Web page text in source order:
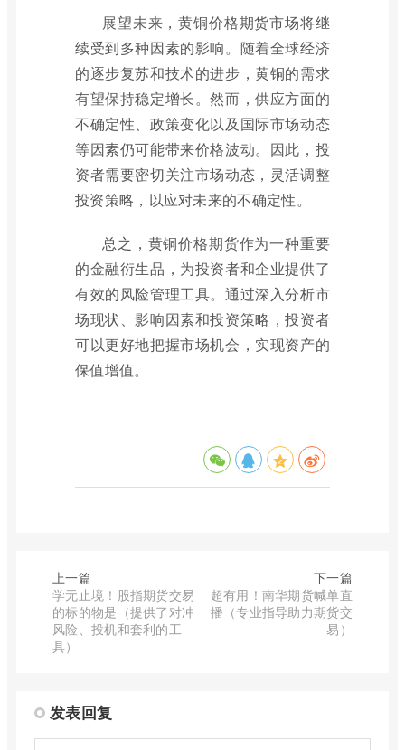
展望未来，黄铜价格期货市场将继
续受到多种因素的影响。随着全球经济
的逐步复苏和技术的进步，黄铜的需求
有望保持稳定增长。然而，供应方面的
不确定性、政策变化以及国际市场动态
等因素仍可能带来价格波动。因此，投
资者需要密切关注市场动态，灵活调整
投资策略，以应对未来的不确定性。
总之，黄铜价格期货作为一种重要
的金融衍生品，为投资者和企业提供了
有效的风险管理工具。通过深入分析市
场现状、影响因素和投资策略，投资者
可以更好地把握市场机会，实现资产的
保值增值。
上一篇
学无止境！股指期货交易
的标的物是（提供了对冲
风险、投机和套利的工
具）
下一篇
超有用！南华期货喊单直
播（专业指导助力期货交
易）
发表回复